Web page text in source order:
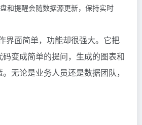
和提醒会随数据源更新，保持实时
界面简单，功能却很强大。它把
变成简单的提问，生成的图表和
无论是业务人员还是数据团队，